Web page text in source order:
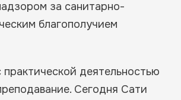
за санитарно-
благополучием
практической деятельностью
Сегодня Сати